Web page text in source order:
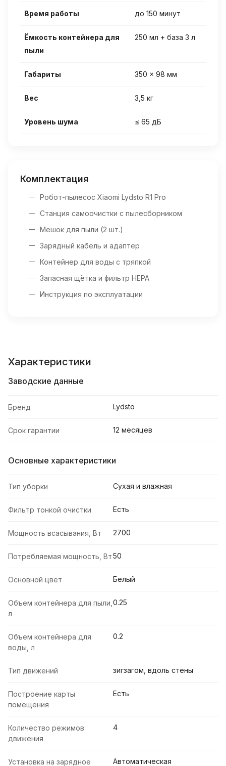
Время работы до 150 минут
Ёмкость контейнера для
пыли
250 мл + база 3 л
Габариты 350 × 98 мм
Вес 3,5 кг
Уровень шума ≤ 65 дБ
Комплектация
Робот-пылесос Xiaomi Lydsto R1 Pro
Станция самоочистки с пылесборником
Мешок для пыли (2 шт.)
Зарядный кабель и адаптер
Контейнер для воды с тряпкой
Запасная щётка и фильтр HEPA
Инструкция по эксплуатации
Характеристики
Заводские данные
Бренд Lydsto
Срок гарантии 12 месяцев
Основные характеристики
Тип уборки Сухая и влажная
Фильтр тонкой очистки Есть
Мощность всасывания, Вт 2700
Потребляемая мощность, Вт50
Основной цвет Белый
Объем контейнера для пыли,
л
0.25
Объем контейнера для
воды, л
0.2
Тип движений зигзагом, вдоль стены
Построение карты
помещения
Есть
Количество режимов
движения
4
Установка на зарядное
Автоматическая